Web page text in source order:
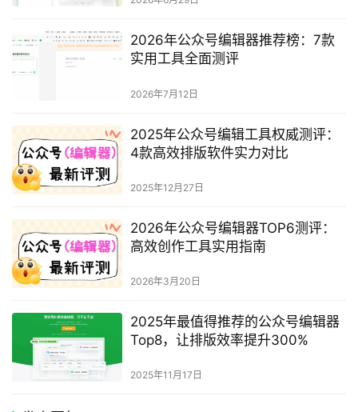
2026年公众号编辑器推荐榜：7款
实用工具全面测评
2026年7月12日
2025年公众号编辑工具权威测评：
4款高效排版软件实力对比
2025年12月27日
2026年公众号编辑器TOP6测评：
高效创作工具实用指南
2026年3月20日
2025年最值得推荐的公众号编辑器
Top8，让排版效率提升300%
2025年11月17日